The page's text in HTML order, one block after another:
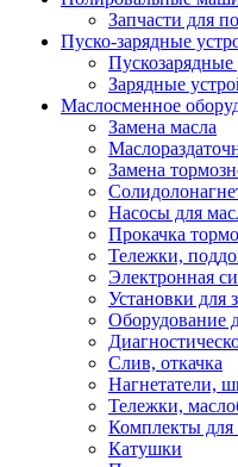
Запчасти для
Пуско-зарядные
Пускозарядные
Зарядные
Маслосменное
Замена масла
Замена
Насосы для
Прокачка
Тележки,
Электронная
Установки для
Оборудование
Слив, откачка
Нагнетатели,
Тележки,
Комплекты для
Катушки